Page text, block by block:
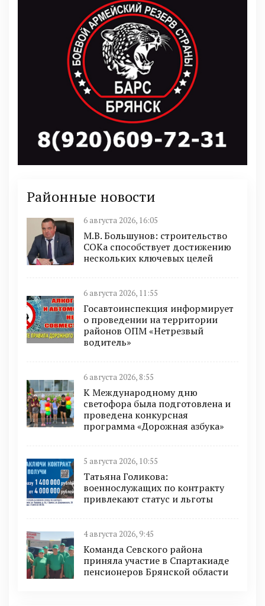
Районные новости
6 августа 2026, 16:05
М.В. Большунов: строительство
СОКа способствует достижению
нескольких ключевых целей
6 августа 2026, 11:55
Госавтоинспекция информирует
о проведении на территории
районов ОПМ «Нетрезвый
водитель»
6 августа 2026, 8:55
К Международному дню
светофора была подготовлена и
проведена конкурсная
программа «Дорожная азбука»
5 августа 2026, 10:55
Татьяна Голикова:
военнослужащих по контракту
привлекают статус и льготы
4 августа 2026, 9:45
Команда Севского района
приняла участие в Спартакиаде
пенсионеров Брянской области